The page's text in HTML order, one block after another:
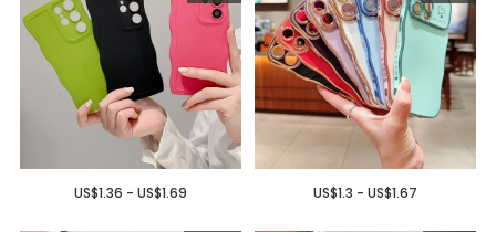
US$1.36 - US$1.69 US$1.3 - US$1.67